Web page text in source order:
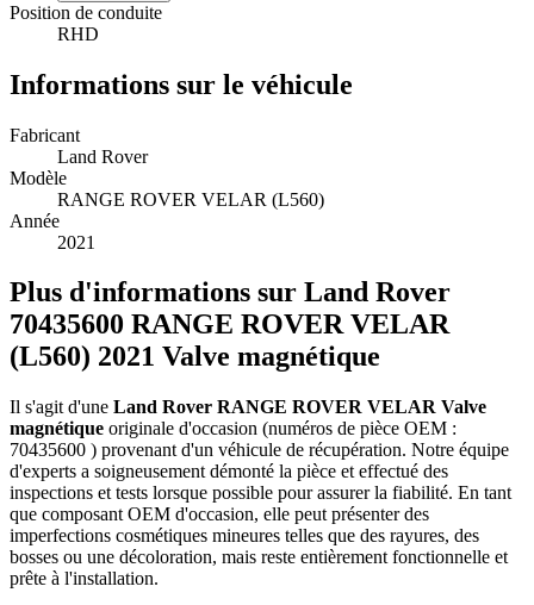
Position de conduite
RHD
Informations sur le véhicule
Fabricant
Land Rover
Modèle
RANGE ROVER VELAR (L560)
Année
2021
Plus d'informations sur Land Rover
70435600 RANGE ROVER VELAR
(L560) 2021 Valve magnétique
Il s'agit d'une Land Rover RANGE ROVER VELAR Valve
magnétique originale d'occasion (numéros de pièce OEM :
70435600 ) provenant d'un véhicule de récupération. Notre équipe
d'experts a soigneusement démonté la pièce et effectué des
inspections et tests lorsque possible pour assurer la fiabilité. En tant
que composant OEM d'occasion, elle peut présenter des
imperfections cosmétiques mineures telles que des rayures, des
bosses ou une décoloration, mais reste entièrement fonctionnelle et
prête à l'installation.